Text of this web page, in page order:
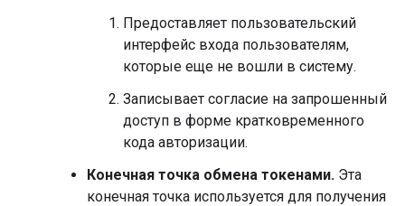
Предоставляет пользовательский
интерфейс входа пользователям,
которые еще не вошли в систему.
Записывает согласие на запрошенный
доступ в форме кратковременного
кода авторизации.
Конечная точка обмена токенами. Эта
конечная точка используется для получения